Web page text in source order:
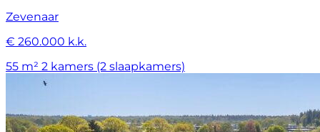
Zevenaar
€ 260.000 k.k.
55 m² 2 kamers (2 slaapkamers)